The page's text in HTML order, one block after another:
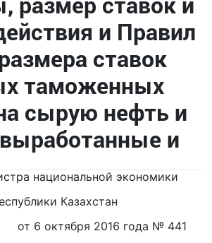
и Правил
ставок
таможенных
сырую нефть и
и
национальной экономики
Казахстан
6 октября 2016 года № 441